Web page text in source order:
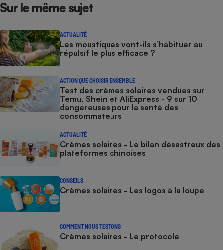
Sur le même sujet
ACTUALITÉ
Les moustiques vont-ils s’habituer au
répulsif le plus efficace ?
ACTION QUE CHOISIR ENSEMBLE
Test des crèmes solaires vendues sur
Temu, Shein et AliExpress - 9 sur 10
dangereuses pour la santé des
consommateurs
ACTUALITÉ
Crèmes solaires - Le bilan désastreux des
plateformes chinoises
CONSEILS
Crèmes solaires - Les logos à la loupe
COMMENT NOUS TESTONS
Crèmes solaires - Le protocole